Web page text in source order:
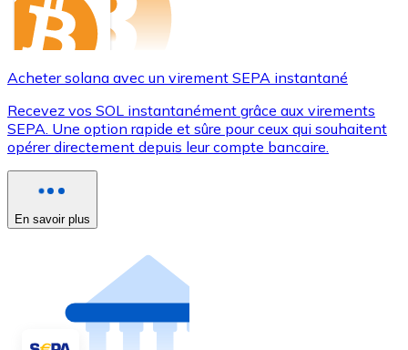
Acheter solana avec un virement SEPA instantané
Recevez vos SOL instantanément grâce aux virements
SEPA. Une option rapide et sûre pour ceux qui souhaitent
opérer directement depuis leur compte bancaire.
En savoir plus